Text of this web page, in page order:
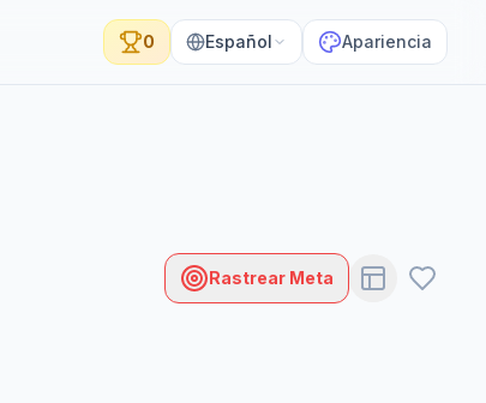
0 Español Apariencia
Rastrear Meta